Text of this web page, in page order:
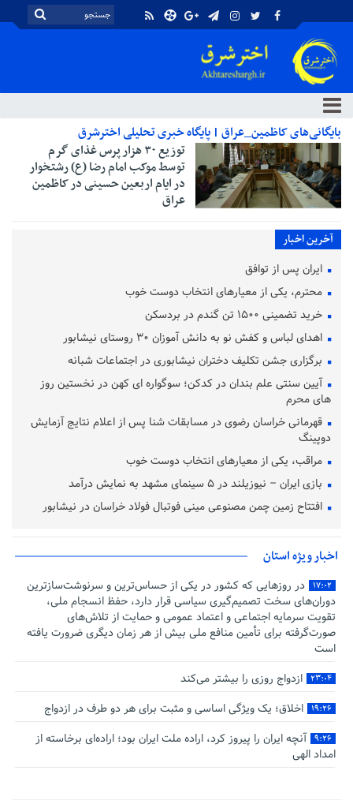
بایگانی‌های کاظمین_عراق | پایگاه خبری تحلیلی اخترشرق
توزیع ۳۰ هزار پرس غذای گرم
توسط موکب امام رضا (ع) رشتخوار
در ایام اربعین حسینی در کاظمین
عراق
آخرین اخبار
ایران پس از توافق
محترم، یکی از معیارهای انتخاب دوست خوب
خرید تضمینی ۱۵۰۰ تن گندم در بردسکن
اهدای لباس و کفش نو به دانش آموزان ۳۰ روستای نیشابور
برگزاری جشن تکلیف دختران نیشابوری در اجتماعات شبانه
آیین سنتی علم‌ بندان در کدکن؛ سوگواره‌ ای کهن در نخستین روز
های محرم
قهرمانی خراسان رضوی در مسابقات شنا پس از اعلام نتایج آزمایش
دوپینگ
مراقب، یکی از معیارهای انتخاب دوست خوب
بازی ایران – نیوزیلند در ۵ سینمای مشهد به نمایش درآمد
افتتاح زمین چمن مصنوعی مینی فوتبال فولاد خراسان در نیشابور
اخبار ویژه استان
۱۷:۰۲
در روزهایی که کشور در یکی از حساس‌ترین و سرنوشت‌سازترین
دوران‌های سخت تصمیم‌گیری سیاسی قرار دارد، حفظ انسجام ملی،
تقویت سرمایه اجتماعی و اعتماد عمومی و حمایت از تلاش‌های
صورت‌گرفته برای تأمین منافع ملی بیش از هر زمان دیگری ضرورت یافته
است
۲۳:۰۴ ازدواج روزی را بیشتر می‌کند
۱۹:۲۶ اخلاق؛ یک ویژگی اساسی و مثبت برای هر دو طرف در ازدواج
۹:۲۶
آنچه ایران را پیروز کرد، اراده ملت ایران بود؛ اراده‌ای برخاسته از
امداد الهی